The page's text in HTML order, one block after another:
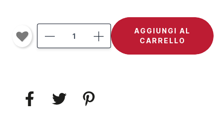
AGGIUNGI AL
CARRELLO